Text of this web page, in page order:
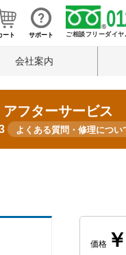
ート サポート ご相談フリーダイ
会社案内
フターサービス
よくある質問・修理につい
価格